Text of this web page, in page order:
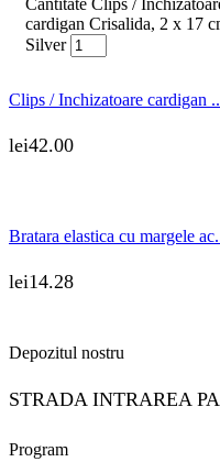
Cantitate Clips /
cardigan Crisalida, 2 x 17
Silver
Clips / Inchizatoare cardigan
lei42.00
Bratara elastica cu margele
lei14.28
Depozitul nostru
STRADA INTRAREA
Program